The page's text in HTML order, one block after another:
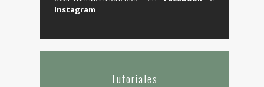
Instagram
Tutoriales